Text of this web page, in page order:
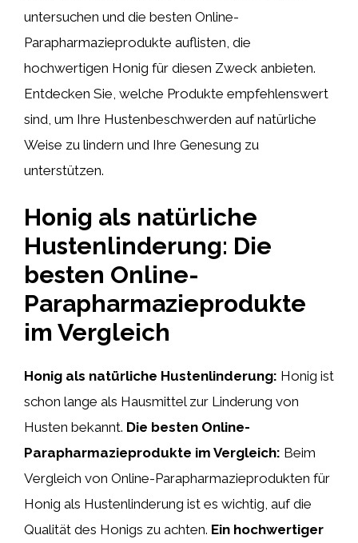
untersuchen und die besten Online-
Parapharmazieprodukte auflisten, die
hochwertigen Honig für diesen Zweck anbieten.
Entdecken Sie, welche Produkte empfehlenswert
sind, um Ihre Hustenbeschwerden auf natürliche
Weise zu lindern und Ihre Genesung zu
unterstützen.
Honig als natürliche
Hustenlinderung: Die
besten Online-
Parapharmazieprodukte
im Vergleich
Honig als natürliche Hustenlinderung: Honig ist
schon lange als Hausmittel zur Linderung von
Husten bekannt. Die besten Online-
Parapharmazieprodukte im Vergleich: Beim
Vergleich von Online-Parapharmazieprodukten für
Honig als Hustenlinderung ist es wichtig, auf die
Qualität des Honigs zu achten. Ein hochwertiger